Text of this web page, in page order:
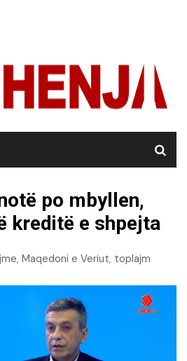
po mbyllen,
kreditë e shpejta
, Maqedoni e Veriut, toplajm